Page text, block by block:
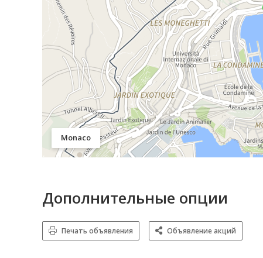
Monaco
Дополнительные опции
Печать объявления Объявление акций